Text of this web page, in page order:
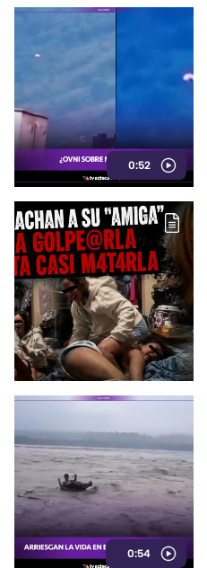
0:52
0:54